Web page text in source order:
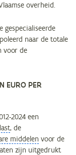
overheid.
gespecialiseerde
naar de totale
voor de
EURO PER
2024 een
, de
middelen voor de
zijn uitgedrukt